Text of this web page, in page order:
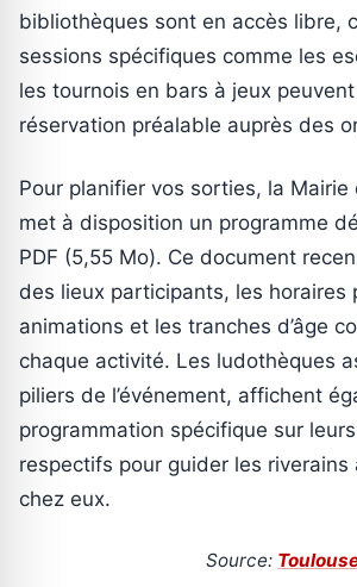
bibliothèques sont en accès libre,
sessions spécifiques comme les
les tournois en bars à jeux
réservation préalable auprès des
Pour planifier vos sorties, la Mairie
met à disposition un programme
PDF (5,55 Mo). Ce document
des lieux participants, les horaires
animations et les tranches d’âge
chaque activité. Les ludothèques
piliers de l’événement, affichent
programmation spécifique sur
respectifs pour guider les riverains
chez eux.
Source: